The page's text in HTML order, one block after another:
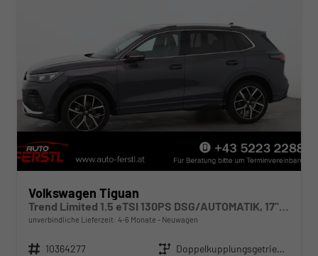
Volkswagen Tiguan
Trend Limited 1.5 eTSI 130PS DSG/AUTOMATIK, 17" Alu, ACC-Tempomat, LED-Scheinwerfer, Parksensoren vo/hi, Rückfahrkamera, Digital Cockpit Pro, Radio Ready2Discover 12,9" + App-Connect, Climatronic, M-Lederlenkrad, Dachreling
unverbindliche Lieferzeit: 4-6 Monate Neuwagen
Fahrzeugnr. 10364277 Getriebe
Doppelkupplungsgetriebe (DSG)